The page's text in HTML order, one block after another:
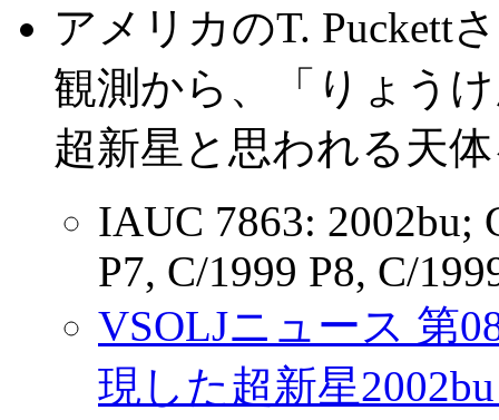
アメリカのT. Puckett
観測から、「りょう
超新星と思われる天
IAUC 7863: 2002bu;
P7, C/1999 P8, C/
VSOLJニュース 第
現した超新星